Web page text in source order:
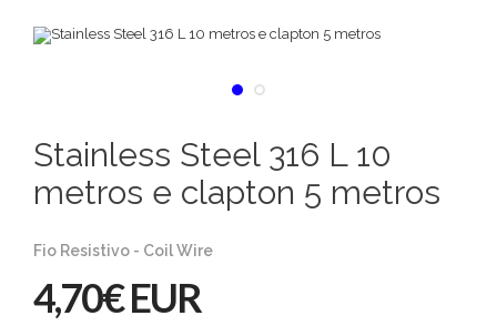
Stainless Steel 316 L 10
metros e clapton 5 metros
Fio Resistivo - Coil Wire
4,70€ EUR